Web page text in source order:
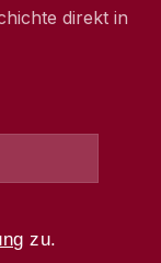
direkt in